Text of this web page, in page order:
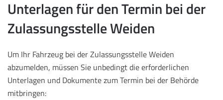
Unterlagen für den Termin bei der
Zulassungsstelle Weiden
Um Ihr Fahrzeug bei der Zulassungsstelle Weiden
abzumelden, müssen Sie unbedingt die erforderlichen
Unterlagen und Dokumente zum Termin bei der Behörde
mitbringen: